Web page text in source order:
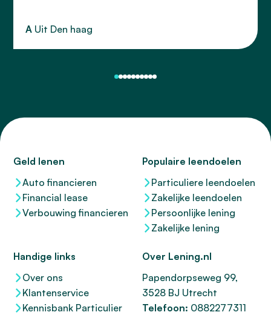
A Uit Den haag
Geld lenen
Auto financieren
Financial lease
Verbouwing financieren
Populaire leendoelen
Particuliere leendoelen
Zakelijke leendoelen
Persoonlijke lening
Zakelijke lening
Handige links
Over ons
Klantenservice
Kennisbank Particulier
Over Lening.nl
Papendorpseweg 99,
3528 BJ Utrecht
Telefoon: 0882277311